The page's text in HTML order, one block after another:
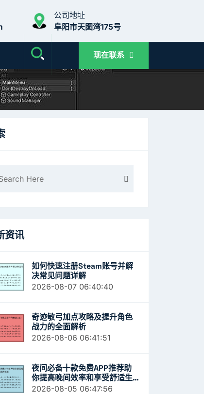
公司地址
阜阳市天图湾175号
现在联系
资讯
如何快速注册Steam账号并解
决常见问题详解
2026-08-07 06:40:40
奇迹敏弓加点攻略及提升角色
战力的全面解析
2026-08-06 06:41:51
夜间必备十款免费APP推荐助
你提高晚间效率和享受舒适生
活
2026-08-05 06:47:56